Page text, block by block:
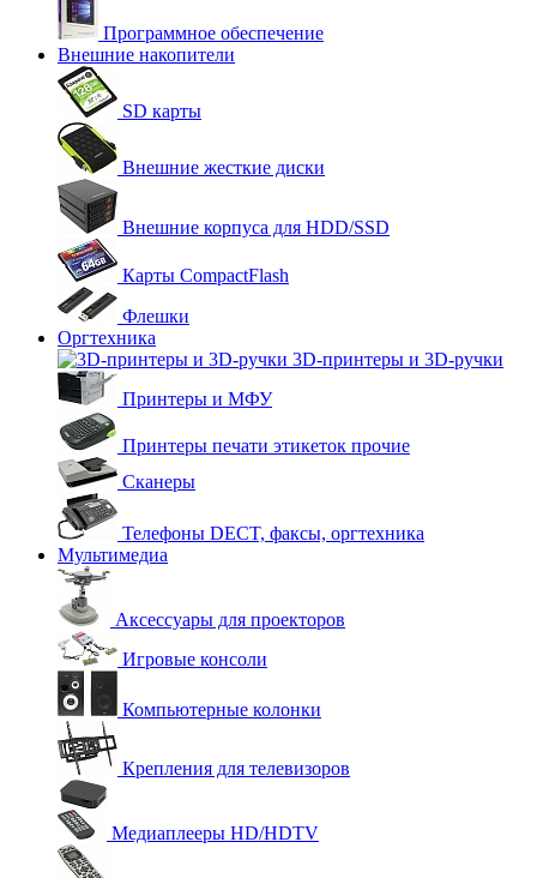
Программное обеспечение
Внешние накопители
SD карты
Внешние жесткие диски
Внешние корпуса для HDD/SSD
Карты CompactFlash
Флешки
Оргтехника
3D-принтеры и 3D-ручки
Принтеры и МФУ
Принтеры печати этикеток прочие
Сканеры
Телефоны DECT, факсы, оргтехника
Мультимедиа
Аксессуары для проекторов
Игровые консоли
Компьютерные колонки
Крепления для телевизоров
Медиаплееры HD/HDTV